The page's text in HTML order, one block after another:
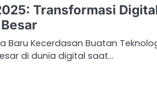
Transformasi
Baru Kecerdasan Buatan
di dunia digital saat…